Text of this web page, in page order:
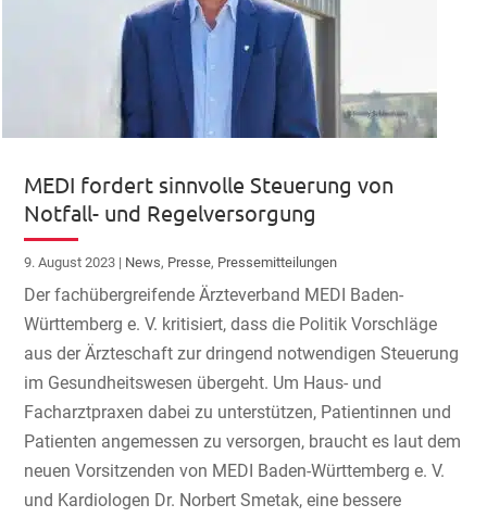
MEDI fordert sinnvolle Steuerung von
Notfall- und Regelversorgung
9. August 2023 | News, Presse, Pressemitteilungen
Der fachübergreifende Ärzteverband MEDI Baden-
Württemberg e. V. kritisiert, dass die Politik Vorschläge
aus der Ärzteschaft zur dringend notwendigen Steuerung
im Gesundheitswesen übergeht. Um Haus- und
Facharztpraxen dabei zu unterstützen, Patientinnen und
Patienten angemessen zu versorgen, braucht es laut dem
neuen Vorsitzenden von MEDI Baden-Württemberg e. V.
und Kardiologen Dr. Norbert Smetak, eine bessere